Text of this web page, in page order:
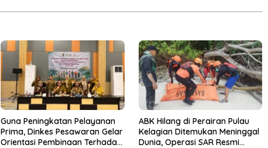
Guna Peningkatan Pelayanan
Prima, Dinkes Pesawaran Gelar
Orientasi Pembinaan Terhadap
ABK Hilang di Perairan Pulau
Kelagian Ditemukan Meninggal
Dunia, Operasi SAR Resmi